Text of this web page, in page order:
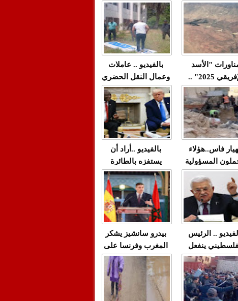
"مولات 88 غرزة"
مثالا(فيديو)
حميد طولست
تزداد فيه
العنف ضد
ويغيب فيه أحيانًا
العدالة في
الم...
صادمة وملتمس
"الوجهاء"؟/ صمت
وزارة الداخلية؟/أين
الوزير التوفيق؟(فيديو)
بالفيديو .. عاملات
وعمال النقل الحضري
بفاس يعبرون عن
ارتياحهم بعد إنهاء عقد
شركة "سيتي باص"
"الأسد
الإفريقي 2025" ..
القاذفة النووية
تدريب مع ثماني
مقاتلات من نوع F-16
للقوات الجوية
المغربية
بالفيديو ..أراد أن
يستفزه بالطائرة
القطرية لكن ترامب
فضحه أمام العالم
بالحجة والدليل
فاس..هؤلاء
المسؤولية
العمارات
مفتوحة
بيدرو سانشيز يشكر
المغرب وفرنسا على
استعادة الكهرباء عقب
انقطاعه في شبه
الجزيرة الإيبيرية
.. الرئيس
ينفعل
حماس بألفاظ
على الهواء